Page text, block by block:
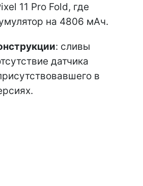
11 Pro Fold, где
на 4806 мАч.
: сливы
датчика
в